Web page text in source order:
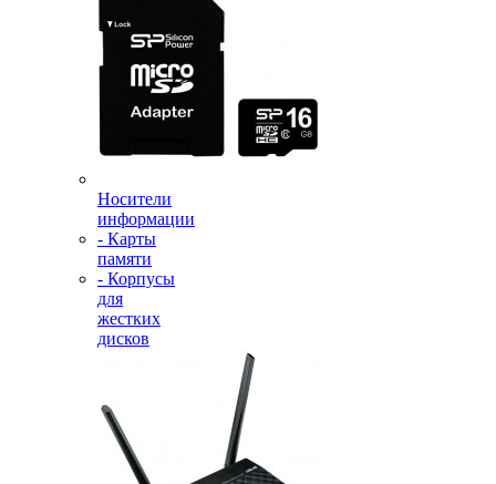
Носители
информации
- Карты
памяти
- Корпусы
для
жестких
дисков